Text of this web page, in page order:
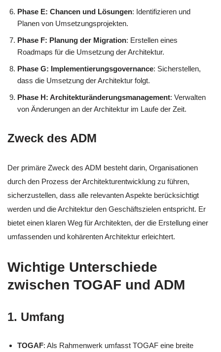
Phase E: Chancen und Lösungen: Identifizieren und
Planen von Umsetzungsprojekten.
Phase F: Planung der Migration: Erstellen eines
Roadmaps für die Umsetzung der Architektur.
Phase G: Implementierungsgovernance: Sicherstellen,
dass die Umsetzung der Architektur folgt.
Phase H: Architekturänderungsmanagement: Verwalten
von Änderungen an der Architektur im Laufe der Zeit.
Zweck des ADM
Der primäre Zweck des ADM besteht darin, Organisationen
durch den Prozess der Architekturentwicklung zu führen,
sicherzustellen, dass alle relevanten Aspekte berücksichtigt
werden und die Architektur den Geschäftszielen entspricht. Er
bietet einen klaren Weg für Architekten, der die Erstellung einer
umfassenden und kohärenten Architektur erleichtert.
Wichtige Unterschiede
zwischen TOGAF und ADM
1. Umfang
TOGAF: Als Rahmenwerk umfasst TOGAF eine breite